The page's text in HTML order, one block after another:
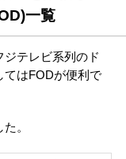
一覧
ジテレビ系列のド
てはFODが便利で
。